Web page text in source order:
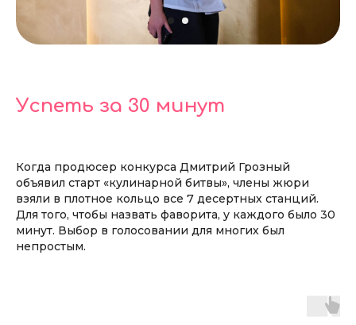
Успеть за 30 минут
Когда продюсер конкурса Дмитрий Грозный
объявил старт «кулинарной битвы», члены жюри
взяли в плотное кольцо все 7 десертных станций.
Для того, чтобы назвать фаворита, у каждого было 30
минут. Выбор в голосовании для многих был
непростым.